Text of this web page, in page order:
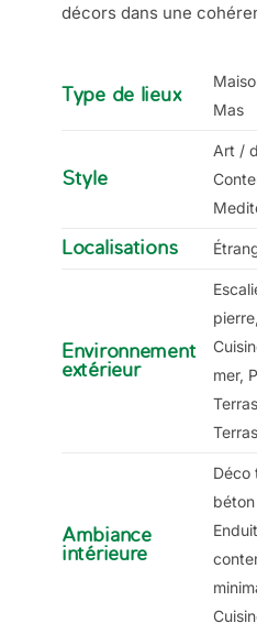
décors dans une
Type de lieux
Mas
Style
Art /
Localisations
Environnement
extérieur
mer,
Ambiance
intérieure
Déco